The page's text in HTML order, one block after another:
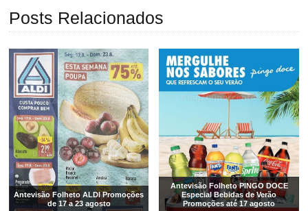
Posts Relacionados
Antevisão Folheto ALDI Promoções
de 17 a 23 agosto
Antevisão Folheto PINGO DOCE
Especial Bebidas de Verão
Promoções até 17 agosto